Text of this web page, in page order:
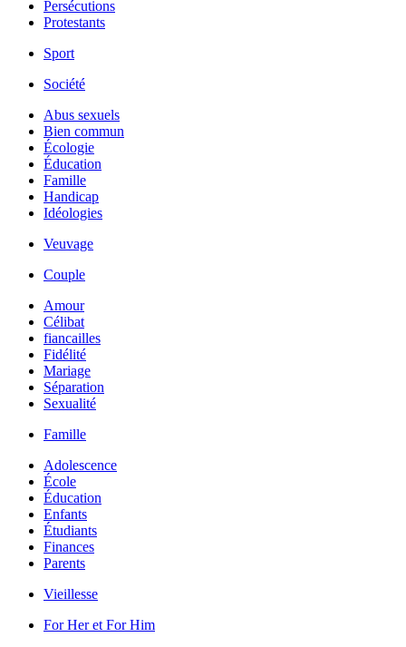
Persécutions
Protestants
Sport
Société
Abus sexuels
Bien commun
Écologie
Éducation
Famille
Handicap
Idéologies
Veuvage
Couple
Amour
Célibat
fiancailles
Fidélité
Mariage
Séparation
Sexualité
Famille
Adolescence
École
Éducation
Enfants
Étudiants
Finances
Parents
Vieillesse
For Her et For Him